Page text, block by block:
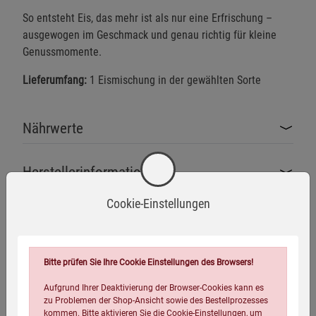
So entsteht Eis, das mehr ist als nur eine Erfrischung –
ausgewogen im Geschmack und genau richtig für kleine
Genussmomente.
Lieferumfang: 1 Eismischung in der gewählten Sorte
Nährwerte
Herstellerinformationen
Zusatzstofffrei
Cookie-Einstellungen
Bitte prüfen Sie Ihre Cookie Einstellungen des Browsers!
Aufgrund Ihrer Deaktivierung der Browser-Cookies kann es
zu Problemen der Shop-Ansicht sowie des Bestellprozesses
kommen. Bitte aktivieren Sie die Cookie-Einstellungen, um